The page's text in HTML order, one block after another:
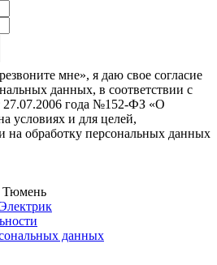
мне», я даю свое согласие
данных, в соответствии с
27.07.2006 года №152-ФЗ «О
условиях и для целей,
на обработку персональных данных
Тюмень
данных